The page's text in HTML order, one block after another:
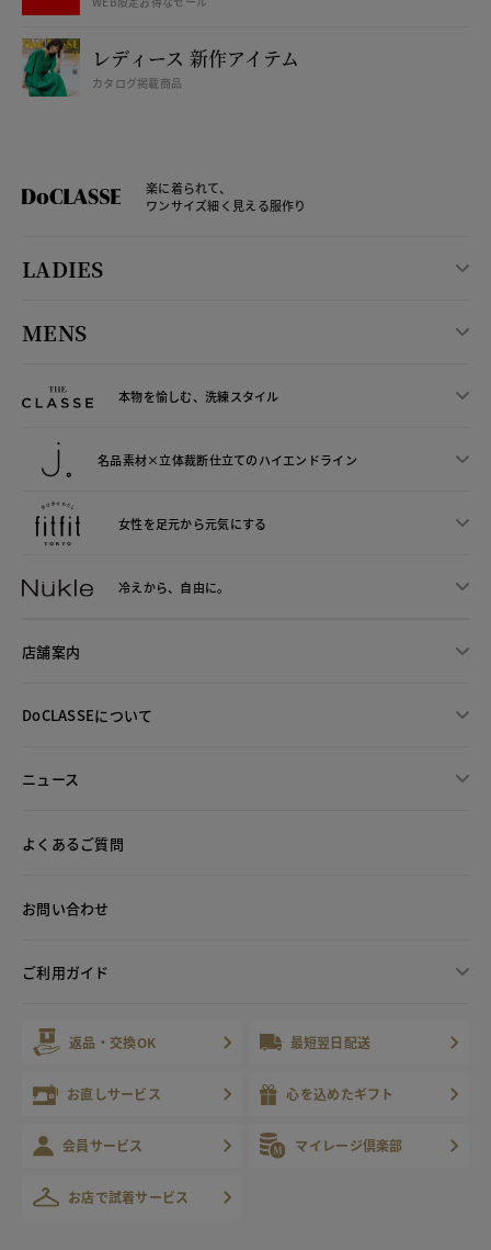
レディース 新作アイテム
カタログ掲載商品
楽に着られて、
ワンサイズ細く見える服作り
LADIES
MENS
本物を愉しむ、洗練スタイル
名品素材×立体裁断仕立てのハイエンドライン
女性を足元から元気にする
冷えから、 自由に。
店舗案内
DoCLASSEについて
ニュース
よくあるご質問
お問い合わせ
ご利用ガイド
返品・交換OK 最短翌日配送
お直しサービス 心を込めたギフト
会員サービス マイレージ倶楽部
お店で試着サービス